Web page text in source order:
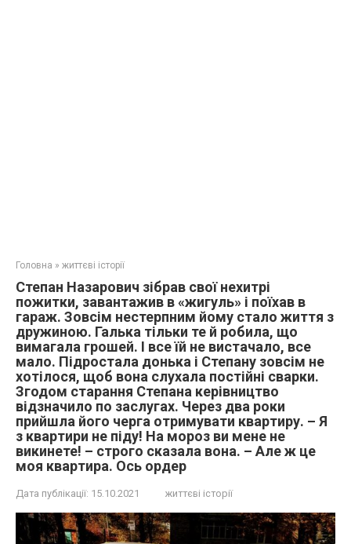
Головна » життєві історії
Степан Назарович зібрав свої нехитрі
пожитки, завантажив в «жигуль» і поїхав в
гараж. Зовсім нестерпним йому стало життя з
дружиною. Галька тільки те й робила, що
вимагала грошей. І все їй не вистачало, все
мало. Підростала донька і Степану зовсім не
хотілося, щоб вона слухала постійні сварки.
Згодом старання Степана керівництво
відзначило по заслугах. Через два роки
прийшла його черга отримувати квартиру. – Я
з квартири не піду! На мороз ви мене не
викинете! – строго сказала вона. – Але ж це
моя квартира. Ось ордер
Дата публікації: 15.10.2021 життєві історії